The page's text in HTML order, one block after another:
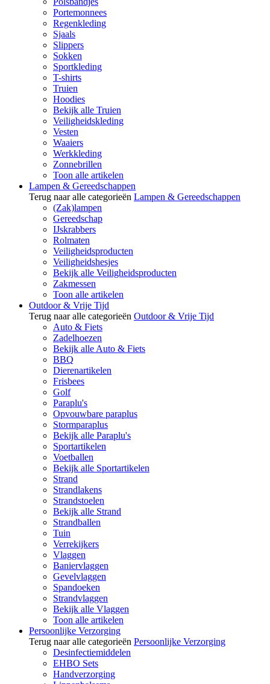
Portemonnees
Regenkleding
Sjaals
Slippers
Sokken
Sportkleding
T-shirts
Truien
Hoodies
Bekijk alle Truien
Veiligheidskleding
Vesten
Waaiers
Werkkleding
Zonnebrillen
Toon alle artikelen
Lampen & Gereedschappen
Terug naar alle categorieën Lampen & Gereedschappen
(Zak)lampen
Gereedschap
IJskrabbers
Rolmaten
Veiligheidsproducten
Veiligheidshesjes
Bekijk alle Veiligheidsproducten
Zakmessen
Toon alle artikelen
Outdoor & Vrije Tijd
Terug naar alle categorieën Outdoor & Vrije Tijd
Auto & Fiets
Zadelhoezen
Bekijk alle Auto & Fiets
BBQ
Dierenartikelen
Frisbees
Golf
Paraplu's
Opvouwbare paraplus
Stormparaplus
Bekijk alle Paraplu's
Sportartikelen
Voetballen
Bekijk alle Sportartikelen
Strand
Strandlakens
Strandstoelen
Bekijk alle Strand
Strandballen
Tuin
Verrekijkers
Vlaggen
Baniervlaggen
Gevelvlaggen
Spandoeken
Strandvlaggen
Bekijk alle Vlaggen
Toon alle artikelen
Persoonlijke Verzorging
Terug naar alle categorieën Persoonlijke Verzorging
Desinfectiemiddelen
EHBO Sets
Handverzorging